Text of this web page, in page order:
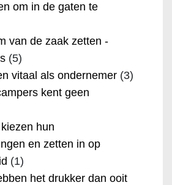
om in de gaten te
van de zaak zetten -
(5)
vitaal als ondernemer (3)
kent geen
hun
en zetten in op
(1)
het drukker dan ooit